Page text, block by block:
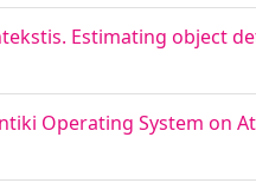
Estimating object
Operating System on